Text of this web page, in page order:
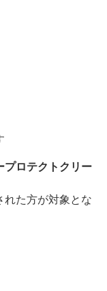
プロテクトクリー
た方が対象とな